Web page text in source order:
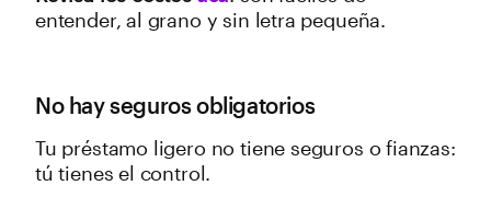
entender, al grano y sin letra pequeña.
No hay seguros obligatorios
Tu préstamo ligero no tiene seguros o fianzas:
tú tienes el control.